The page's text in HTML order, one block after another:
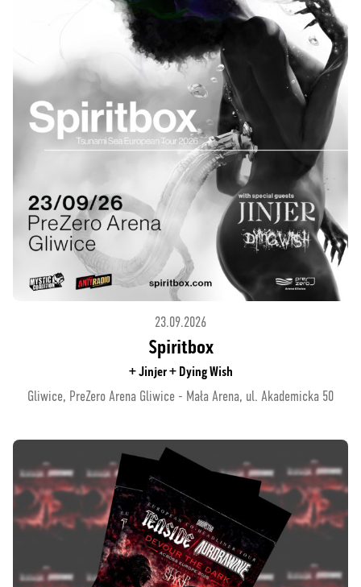
23.09.2026
Spiritbox
+ Jinjer + Dying Wish
Gliwice, PreZero Arena Gliwice - Mała Arena, ul. Akademicka 50